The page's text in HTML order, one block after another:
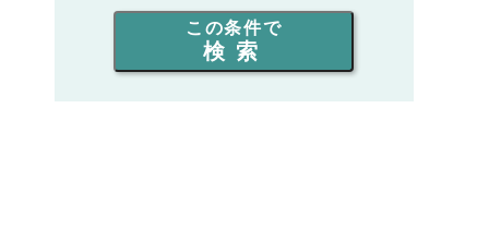
同時通話人数を選ぶ
この条件で
検索